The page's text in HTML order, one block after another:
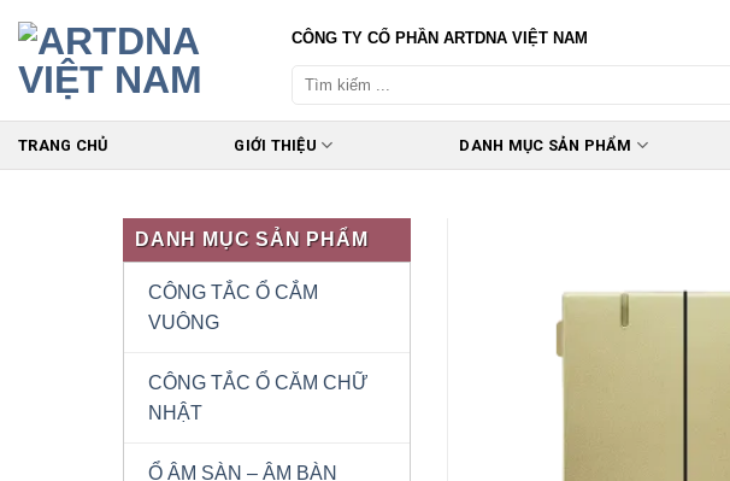
content
CÔNG TY CỔ PHẦN ARTDNA VIỆT NAM
TRANG CHỦ GIỚI THIỆU DANH MỤC SẢN PHẨM
DANH MỤC SẢN PHẨM
CÔNG TẮC Ổ CẮM
VUÔNG
CÔNG TẮC Ổ CĂM CHỮ
NHẬT
Ổ ÂM SÀN – ÂM BÀN